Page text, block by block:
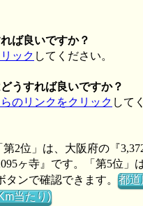
ば良いですか？
ック してください。
うすれば良いですか？
のリンクをクリック して
2位」は、大阪府の『
ヶ寺』です。「第5位」
タンで確認できます。都
当たり)